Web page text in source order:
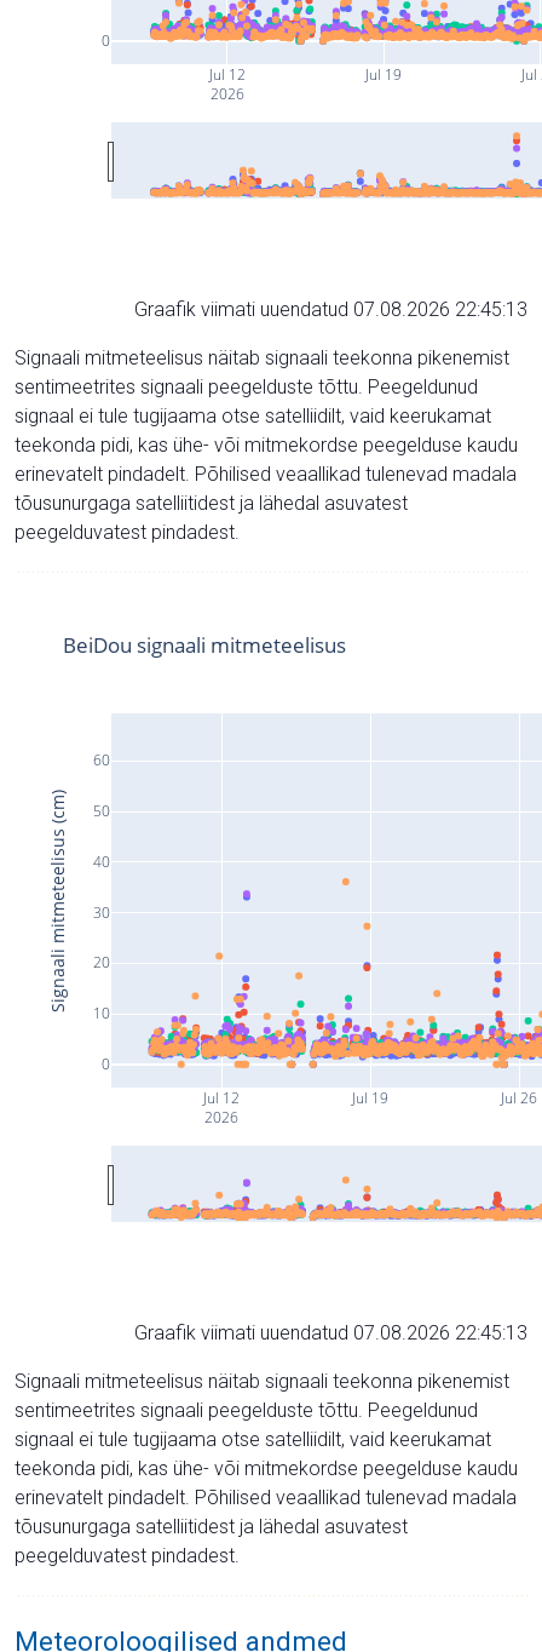
Jul 12
2026
Jul 19
0
Graafik viimati uuendatud 07.08.2026 22:45:13
Signaali mitmeteelisus näitab signaali teekonna pikenemist
sentimeetrites signaali peegelduste tõttu. Peegeldunud
signaal ei tule tugijaama otse satelliidilt, vaid keerukamat
teekonda pidi, kas ühe- või mitmekordse peegelduse kaudu
erinevatelt pindadelt. Põhilised veaallikad tulenevad madala
tõusunurgaga satelliitidest ja lähedal asuvatest
peegelduvatest pindadest.
Jul 12
2026
Jul 19 Jul 26
0
10
20
30
40
50
60
BeiDou signaali mitmeteelisus
Signaali mitmeteelisus (cm)
Graafik viimati uuendatud 07.08.2026 22:45:13
Signaali mitmeteelisus näitab signaali teekonna pikenemist
sentimeetrites signaali peegelduste tõttu. Peegeldunud
signaal ei tule tugijaama otse satelliidilt, vaid keerukamat
teekonda pidi, kas ühe- või mitmekordse peegelduse kaudu
erinevatelt pindadelt. Põhilised veaallikad tulenevad madala
tõusunurgaga satelliitidest ja lähedal asuvatest
peegelduvatest pindadest.
Meteoroloogilised andmed